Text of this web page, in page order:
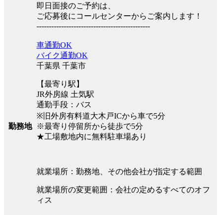
即日面接のご予約は、
ご応募後にコールセンターからご案内します！
----------------------------------------------
勤務地
車通勤OK
バイク通勤OK
千葉県 千葉市
【最寄り駅】
JR外房線 土気駅
通勤手段：バス
※旧外房有料道大木戸ICから車で5分
※最寄り停留所から徒歩で5分
★工場敷地内に無料駐車場あり
就業場所：勤務地、その他会社が指定する範囲
就業場所の変更範囲：会社の定めるすべてのオフ
ィス